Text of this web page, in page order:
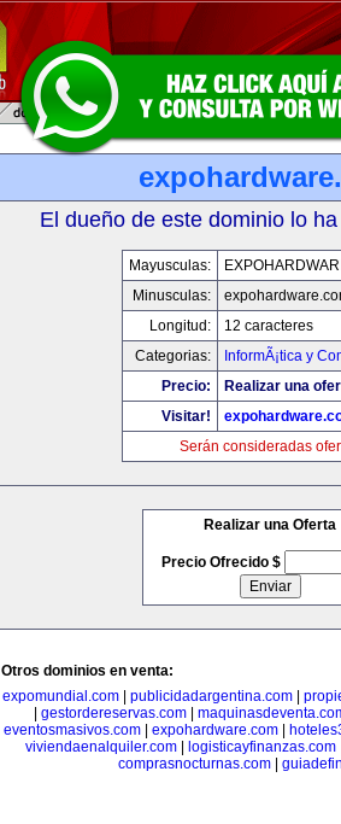
El dueño de este dominio lo
Mayusculas:
Minusculas:
Longitud:
12 caracteres
Categorias:
InformÃ¡tica y
Precio:
Realizar una
Visitar!
Serán consideradas
Realizar una Oferta
Precio Ofrecido $
Otros dominios en venta:
expomundial.com| publicidadargentina.com|
gestordereservas.com|
eventosmasivos.com
expohardware.com
viviendaenalquiler.com
logisticayfinanzas.com
comprasnocturnas.com